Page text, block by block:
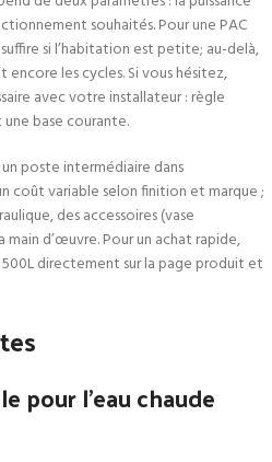
souhaités. Pour une PAC
si l’habitation est petite; au-delà,
les cycles. Si vous hésitez,
avec votre installateur : règle
une base courante.
poste intermédiaire dans
coût variable selon finition et marque ;
des accessoires (vase
main d’œuvre. Pour un achat rapide,
directement sur la page produit et
pour l’eau chaude